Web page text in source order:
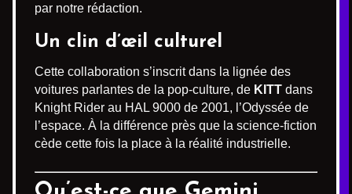
par notre rédaction.
Un clin d’œil culturel
Cette collaboration s’inscrit dans la lignée des
voitures parlantes de la pop-culture, de KITT dans
Knight Rider au HAL 9000 de 2001, l’Odyssée de
l’espace. À la différence près que la science-fiction
cède cette fois la place à la réalité industrielle.